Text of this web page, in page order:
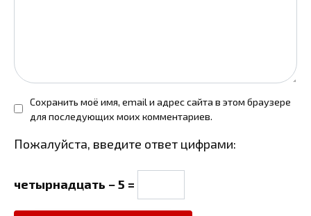
Сохранить моё имя, email и адрес сайта в этом браузере
для последующих моих комментариев.
Пожалуйста, введите ответ цифрами:
четырнадцать − 5 =